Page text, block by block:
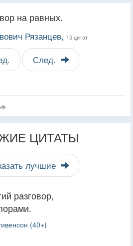
на равных.
Рязанцев, 15 цитат
След.
ЦИТАТЫ
лучшие
разговор,
(40+)